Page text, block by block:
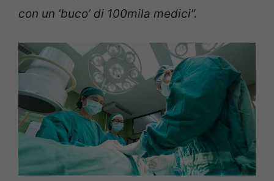
con un ‘buco’ di 100mila medici”.